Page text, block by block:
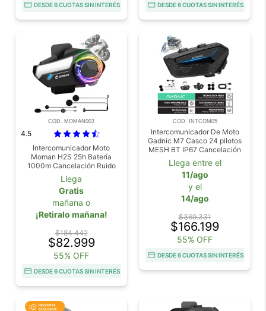
DESDE 6 CUOTAS SIN INTERÉS DESDE 6 CUOTAS SIN INTERÉS
COD. MOMAN003
4.5
Intercomunicador Moto
Moman H2S 25h Batería
1000m Cancelación Ruido
Impermeable
Llega
Gratis
mañana o
¡Retiralo mañana!
$184.442
$82.999
55% OFF
DESDE 6 CUOTAS SIN INTERÉS
COD. INTCOM05
Intercomunicador De Moto
Gadnic M7 Casco 24 pilotos
MESH BT IP67 Cancelación
Llega entre el
11/ago
y el
14/ago
$369.331
$166.199
55% OFF
DESDE 6 CUOTAS SIN INTERÉS